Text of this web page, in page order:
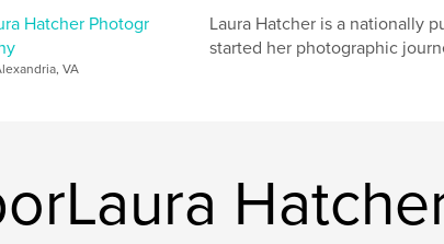
Hatcher Photogr
VA
Laura Hatcher is a nationally
started her photographic